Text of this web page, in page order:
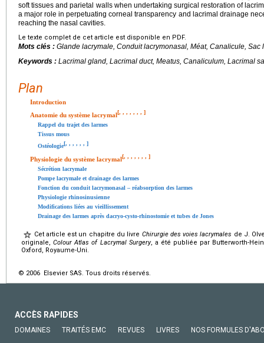
soft tissues and parietal walls when undertaking surgical restoration of
a major role in perpetuating corneal transparency and lacrimal drainage
reaching the nasal cavities.
Le texte complet de cet article est disponible en PDF.
Mots clés : Glande lacrymale, Conduit lacrymonasal, Méat, Canalicule, Sac
Keywords : Lacrimal gland, Lacrimal duct, Meatus, Canaliculum, Lacrimal
Plan
Introduction
Anatomie du système lacrymal [, , , , , , , ]
Rappel du trajet des larmes
Tissus mous
Ostéologie[, , , , , , ]
Physiologie du système lacrymal [, , , , , , , ]
Sécrétion lacrymale
Pompe lacrymale et drainage des larmes
Fonction du conduit lacrymonasal – réabsorption des larmes
Physiologie rhinosinusienne
Modifications liées au vieillissement
Drainage des larmes après dacryo-cysto-rhinostomie et tubes de Jones
Cet article est un chapitre du livre Chirurgie des voies lacrymales de J.
originale,Colour Atlas of Lacrymal Surgery, a été publiée par Butterworth-
Oxford, Royaume-Uni.
© 2006 Elsevier SAS. Tous droits réservés.
ACCÈS RAPIDES
DOMAINES TRAITÉS EMC REVUES LIVRES NOS FORMULES